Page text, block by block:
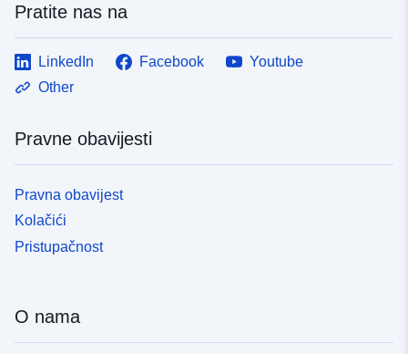
Pratite nas na
LinkedIn Facebook
Youtube
Other
Pravne obavijesti
Pravna obavijest
Kolačići
Pristupačnost
O nama